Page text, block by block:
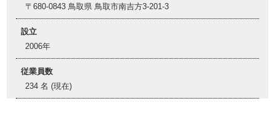
〒680-0843 鳥取県 鳥取市南吉方3-201-3
設立
2006年
従業員数
234 名 (現在)